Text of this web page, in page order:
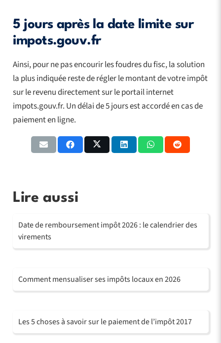
5 jours après la date limite sur
impots.gouv.fr
Ainsi, pour ne pas encourir les foudres du fisc, la solution
la plus indiquée reste de régler le montant de votre impôt
sur le revenu directement sur le portail internet
impots.gouv.fr. Un délai de 5 jours est accordé en cas de
paiement en ligne.
Lire aussi
Date de remboursement impôt 2026 : le calendrier des
virements
Comment mensualiser ses impôts locaux en 2026
Les 5 choses à savoir sur le paiement de l’impôt 2017